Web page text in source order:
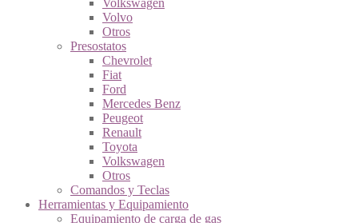
Volkswagen
Volvo
Otros
Presostatos
Chevrolet
Fiat
Ford
Mercedes Benz
Peugeot
Renault
Toyota
Volkswagen
Otros
Comandos y Teclas
Herramientas y Equipamiento
Equipamiento de carga de gas